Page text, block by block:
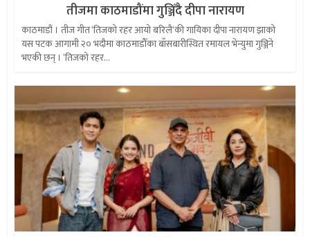
तीजमा काठमाडौंमा गुञ्जिँदै दीपा नारायण
काठमाडौं । तीज गीत ‘तिजको रहर आयो बरिलै‘की गायिका दीपा नारायण झाको
यस पटक आगामी २० भदौमा काठमाडौँका बाँसबारीस्थित रमायल भेन्युमा गुञ्जिने
भएकी छन् । ‘तिजको रहर...